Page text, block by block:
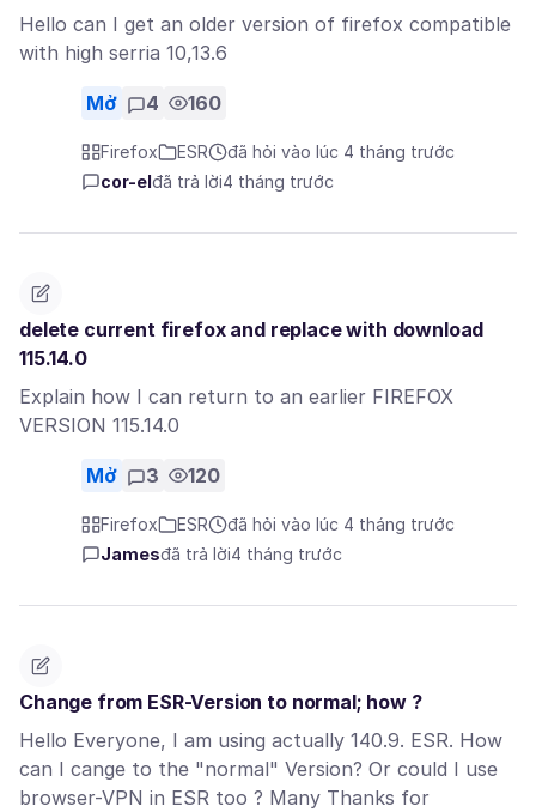
Hello can I get an older version of firefox compatible
with high serria 10,13.6
Mở 4 160
Firefox ESR
đã hỏi vào lúc 4 tháng trước
cor-el đã trả lời4 tháng trước
delete current firefox and replace with download
115.14.0
Explain how I can return to an earlier FIREFOX
VERSION 115.14.0
Mở 3 120
Firefox ESR
đã hỏi vào lúc 4 tháng trước
Jamesđã trả lời4 tháng trước
Change from ESR-Version to normal; how ?
Hello Everyone, I am using actually 140.9. ESR. How
can I cange to the "normal" Version? Or could I use
browser-VPN in ESR too ? Many Thanks for